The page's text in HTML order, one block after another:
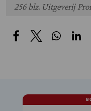
256 blz. Uitgeverij